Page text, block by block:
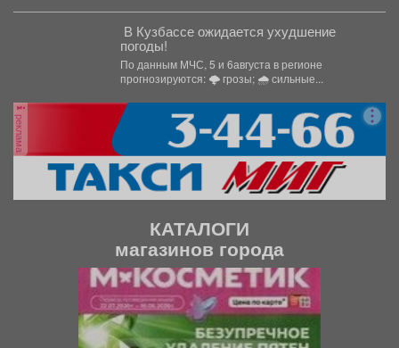
️ В Кузбассе ожидается ухудшение
погоды!
По данным МЧС, 5 и 6августа в регионе
прогнозируются: 🌩 грозы; 🌧 сильные...
реклама
КАТАЛОГИ
магазинов города